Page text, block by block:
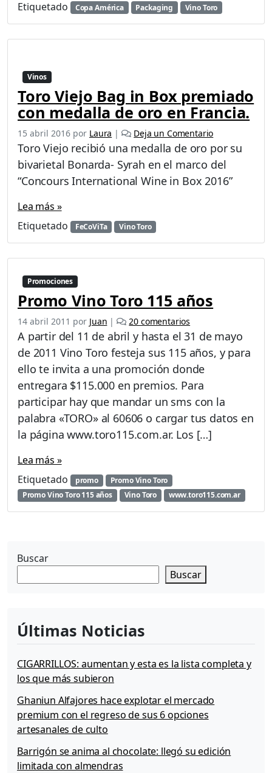
Etiquetado Copa América Packaging Vino Toro
Vinos
Toro Viejo Bag in Box premiado
con medalla de oro en Francia.
15 abril 2016 por Laura | Deja un Comentario
Toro Viejo recibió una medalla de oro por su
bivarietal Bonarda- Syrah en el marco del
“Concours International Wine in Box 2016”
Lea más »
Etiquetado
FeCoViTa Vino Toro
Promociones
Promo Vino Toro 115 años
14 abril 2011 por Juan | 20 comentarios
n
r
o
m
V
i
n
o
1
o
s
A partir del 11 de abril y hasta el 31 de mayo
de 2011 Vino Toro festeja sus 115 años, y para
ello te invita a una promoción donde
entregara $115.000 en premios. Para
participar hay que mandar un sms con la
palabra «TORO» al 60606 o cargar tus datos en
la página www.toro115.com.ar. Los […]
Lea más »
Etiquetado
promo
Promo Vino Toro
Promo Vino Toro 115 años
Vino Toro www.toro115.com.ar
Buscar
Buscar
Últimas Noticias
CIGARRILLOS: aumentan y esta es la lista completa y
los que más subieron
Ghaniun Alfajores hace explotar el mercado
premium con el regreso de sus 6 opciones
artesanales de culto
Barrigón se anima al chocolate: llegó su edición
limitada con almendras